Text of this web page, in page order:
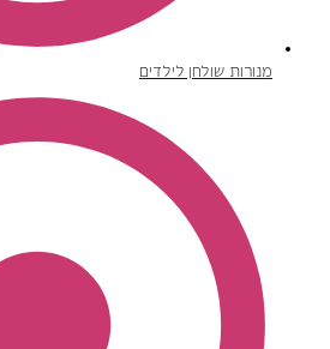
מנורות שולחן לילדים